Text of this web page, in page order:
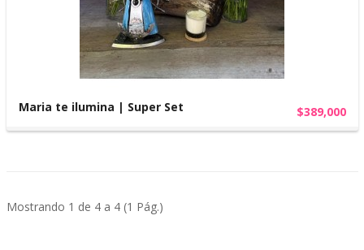
Maria te ilumina | Super Set $389,000
Mostrando 1 de 4 a 4 (1 Pág.)